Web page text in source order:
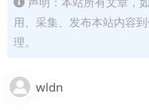
用、采集、发布本站内容
理。
wldn